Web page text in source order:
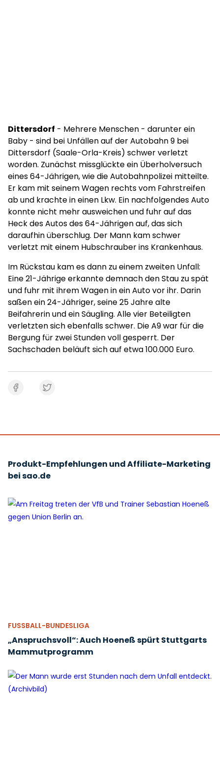
Dittersdorf - Mehrere Menschen - darunter ein
Baby - sind bei Unfällen auf der Autobahn 9 bei
Dittersdorf (Saale-Orla-Kreis) schwer verletzt
worden. Zunächst missglückte ein Überholversuch
eines 64-Jährigen, wie die Autobahnpolizei mitteilte.
Er kam mit seinem Wagen rechts vom Fahrstreifen
ab und krachte in einen Lkw. Ein nachfolgendes Auto
konnte nicht mehr ausweichen und fuhr auf das
Heck des Autos des 64-Jährigen auf, das sich
daraufhin überschlug. Der Mann kam schwer
verletzt mit einem Hubschrauber ins Krankenhaus.
Im Rückstau kam es dann zu einem zweiten Unfall:
Eine 21-Jährige erkannte demnach den Stau zu spät
und fuhr mit ihrem Wagen in ein Auto vor ihr. Darin
saßen ein 24-Jähriger, seine 25 Jahre alte
Beifahrerin und ein Säugling. Alle vier Beteiligten
verletzten sich ebenfalls schwer. Die A9 war für die
Bergung für zwei Stunden voll gesperrt. Der
Sachschaden beläuft sich auf etwa 100.000 Euro.
Produkt-Empfehlungen und Affiliate-Marketing
bei sao.de
FUSSBALL-BUNDESLIGA
„Anspruchsvoll“: Auch Hoeneß spürt Stuttgarts
Mammutprogramm